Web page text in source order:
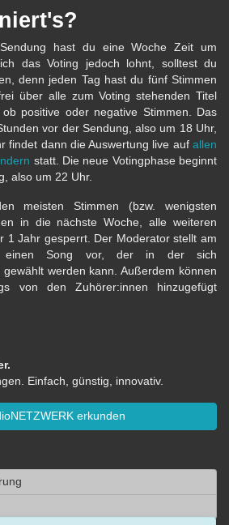
hast du eine Woche Zeit um
das Voting jedoch lohnt, solltest du
denn jeden Tag hast du fünf Stimmen
über alle zum Voting stehenden Titel
positive oder negative Stimmen. Das
vor der Sendung, also um 18 Uhr,
findet dann die Auswertung live auf allen
statt. Die neue Votingphase beginnt
also um 22 Uhr.
meisten Stimmen (bzw. wenigsten
in die nächste Woche, alle weiteren
1 Jahr gesperrt. Der Moderator stellt am
einen Song vor, der in der sich
werden kann. Außerdem können
von den Zuhörer:innen hinzugefügt
Einfach, günstig, innovativ.
erkunden